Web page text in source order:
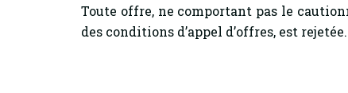
Toute offre, ne comportant pas le
des conditions d’appel d’offres, est rejetée.